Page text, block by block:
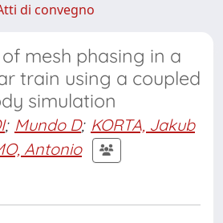
di convegno
mesh phasing in a
train using a coupled
simulation
; Mundo D; KORTA, Jakub
Antonio